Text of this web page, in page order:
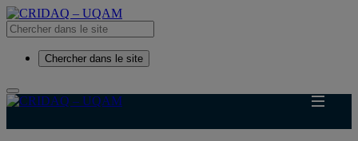
Chercher dans le site